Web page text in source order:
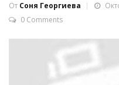
От Соня Георгиева
0 Comments